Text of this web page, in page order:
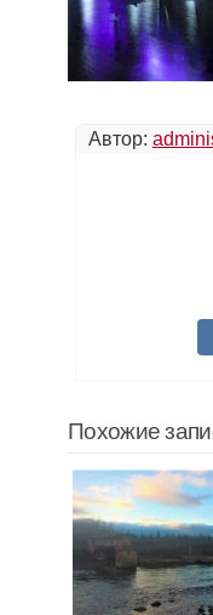
Автор:
Похожие